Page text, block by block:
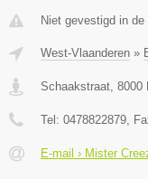
Niet gevestigd in
West-Vlaanderen »
Schaakstraat, 8000
Tel: 0478822879,
E-mail › Mister